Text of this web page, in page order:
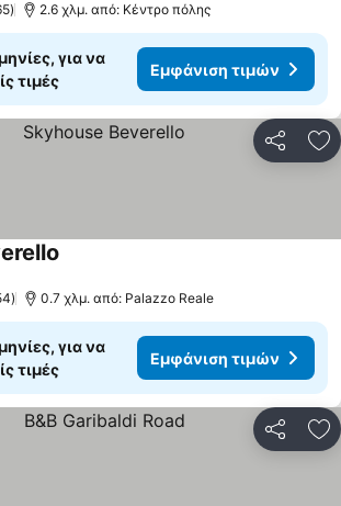
2.6 χλμ. από: Κέντρο πόλης
για να
τιμές
Εμφάνιση τιμών
0.7 χλμ. από: Palazzo Reale
για να
τιμές
Εμφάνιση τιμών